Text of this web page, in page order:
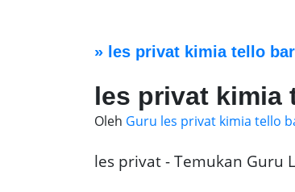
» les privat kimia tello
les privat kimia
Oleh Guru les privat kimia tello
les privat - Temukan Guru